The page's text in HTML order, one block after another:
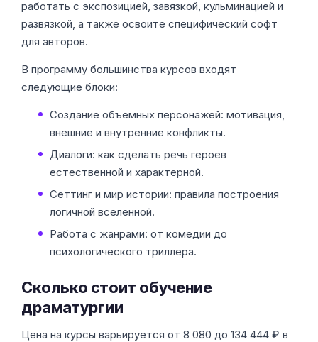
работать с экспозицией, завязкой, кульминацией и
развязкой, а также освоите специфический софт
для авторов.
В программу большинства курсов входят
следующие блоки:
Создание объемных персонажей: мотивация,
внешние и внутренние конфликты.
Диалоги: как сделать речь героев
естественной и характерной.
Сеттинг и мир истории: правила построения
логичной вселенной.
Работа с жанрами: от комедии до
психологического триллера.
Сколько стоит обучение
драматургии
Цена на курсы варьируется от 8 080 до 134 444 ₽ в